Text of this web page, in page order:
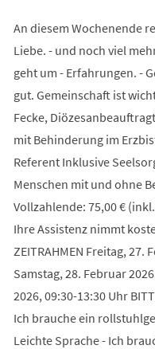
An diesem Wochenende
Liebe. - und noch viel
geht um - Erfahrungen. -
gut. Gemeinschaft ist
Fecke,
mit Behinderung im
Referent Inklusive
Menschen mit und ohne
Vollzahlende: 75,00 €
Ihre Assistenz nimmt
ZEITRAHMEN Freitag, 27.
Samstag, 28. Februar
2026, 09:30-13:30 Uhr
Ich brauche ein
Leichte Sprache - Ich